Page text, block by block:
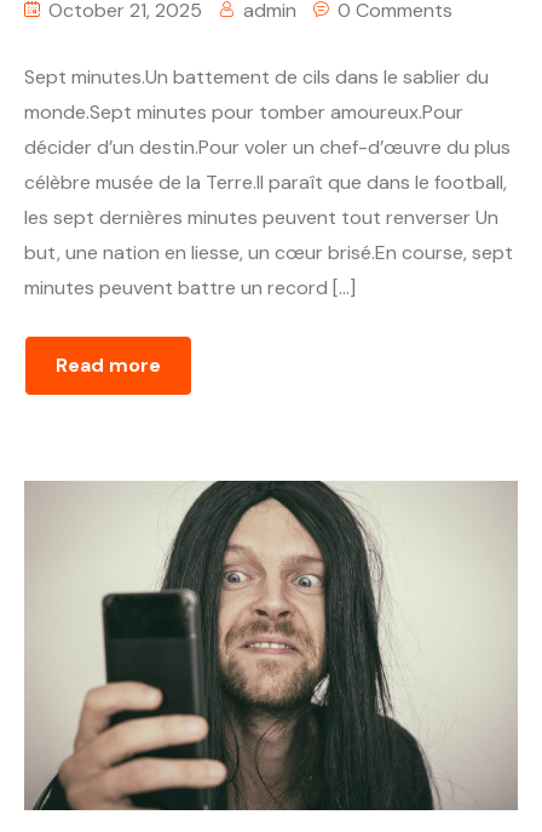
October 21, 2025 admin 0 Comments
Sept minutes.Un battement de cils dans le sablier du
monde.Sept minutes pour tomber amoureux.Pour
décider d’un destin.Pour voler un chef-d’œuvre du plus
célèbre musée de la Terre.Il paraît que dans le football,
les sept dernières minutes peuvent tout renverser Un
but, une nation en liesse, un cœur brisé.En course, sept
minutes peuvent battre un record […]
Read more